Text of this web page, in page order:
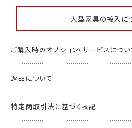
大型家具の搬入に
ご購入時のオプション・サービスについ
返品について
特定商取引法に基づく表記